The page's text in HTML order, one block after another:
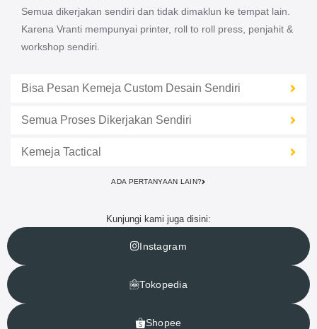
Semua dikerjakan sendiri dan tidak dimaklun ke tempat lain.
Karena Vranti mempunyai printer, roll to roll press, penjahit &
workshop sendiri.
Bisa Pesan Kemeja Custom Desain Sendiri​
Semua Proses Dikerjakan Sendiri​
Kemeja Tactical
ADA PERTANYAAN LAIN?
Kunjungi kami juga disini:
Instagram
Tokopedia
Shopee